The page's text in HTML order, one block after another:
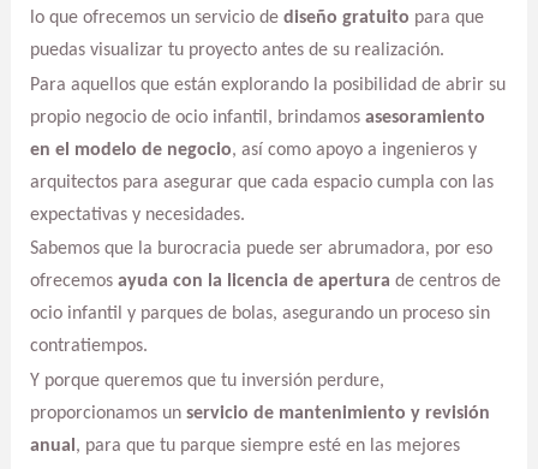
lo que ofrecemos un servicio de diseño gratuito para que
puedas visualizar tu proyecto antes de su realización.
Para aquellos que están explorando la posibilidad de abrir su
propio negocio de ocio infantil, brindamos asesoramiento
en el modelo de negocio, así como apoyo a ingenieros y
arquitectos para asegurar que cada espacio cumpla con las
expectativas y necesidades.
Sabemos que la burocracia puede ser abrumadora, por eso
ofrecemos ayuda con la licencia de apertura de centros de
ocio infantil y parques de bolas, asegurando un proceso sin
contratiempos.
Y porque queremos que tu inversión perdure,
proporcionamos un servicio de mantenimiento y revisión
anual , para que tu parque siempre esté en las mejores